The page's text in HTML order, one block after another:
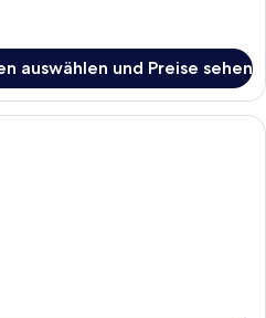
auswählen und Preise sehen
Hochwertige Bettwaren, Minibar,